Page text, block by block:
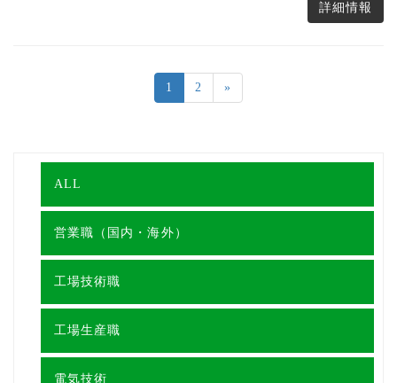
詳細情報
1 2 »
ALL
営業職（国内・海外）
工場技術職
工場生産職
電気技術